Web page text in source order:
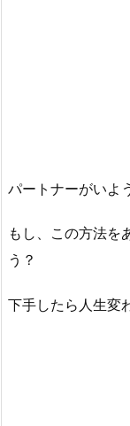
パートナーがいよ
もし、この方法を
う？
下手したら人生変